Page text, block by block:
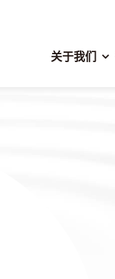
关于我们